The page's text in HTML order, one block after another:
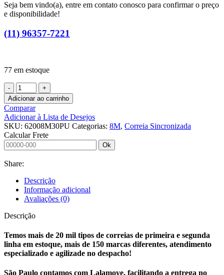
original
era:
atual
Seja bem vindo(a), entre em contato conosco para confirmar o preço
e disponibilidade!
(11) 96357-7221
77 em estoque
CORREIA
SINCRONIZADA
6200
8M
30
PU
A?
O
PULSOMETRO
10MM
quantidade
Adicionar ao carrinho
Comparar
Adicionar à Lista de Desejos
SKU: 62008M30PU Categorias: 8M, Correia Sincronizada
Calcular Frete
Ok
Share:
Descrição
Informação adicional
Avaliações (0)
Descrição
Temos mais de 20 mil tipos de correias de primeira e segunda
linha em estoque, mais de 150 marcas diferentes, atendimento
especializado e agilizade no despacho!
São Paulo contamos com Lalamove, facilitando a entrega no